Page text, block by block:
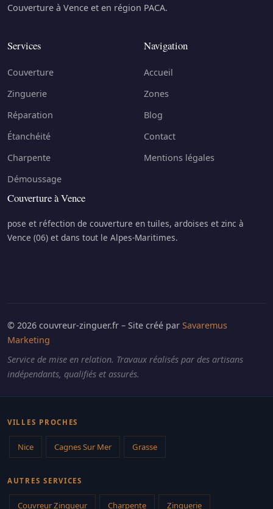
Couverture à Vence et en région PACA.
Services
Couverture
Zinguerie
Réparation
Étanchéité
Charpente
Démoussage
Navigation
Accueil
Zones
Blog
Contact
Mentions légales
Couverture à Vence
pose et réfection de couverture en tuiles, ardoises et zinc à
Vence (06) et dans tout le Alpes-Maritimes.
© 2026 couvreur-zinguer.fr – Site créé par Savaremus
Marketing
Service de mise en relation. Travaux réalisés par des artisans
indépendants, qualifiés et assurés.
VILLES PROCHES
Nice Cagnes Sur Mer Grasse
AUTRES SERVICES
Couvreur Zingueur Charpente Zinguerie